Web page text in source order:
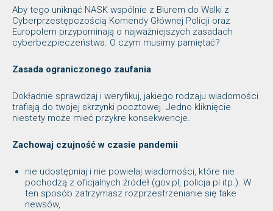
Aby tego uniknąć NASK wspólnie z Biurem do Walki z
Cyberprzestępczością Komendy Głównej Policji oraz
Europolem przypominają o najważniejszych zasadach
cyberbezpieczeństwa. O czym musimy pamiętać?
Zasada ograniczonego zaufania
Dokładnie sprawdzaj i weryfikuj, jakiego rodzaju wiadomości
trafiają do twojej skrzynki pocztowej. Jedno kliknięcie
niestety może mieć przykre konsekwencje.
Zachowaj czujność w czasie pandemii
nie udostępniaj i nie powielaj wiadomości, które nie
pochodzą z oficjalnych źródeł (gov.pl, policja.pl itp.). W
ten sposób zatrzymasz rozprzestrzenianie się fake
newsów,